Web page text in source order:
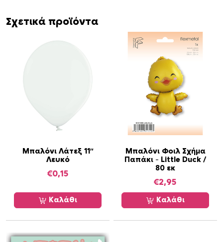
Σχετικά προϊόντα
Μπαλόνι Λάτεξ 11″
Λευκό
€0,15
Καλάθι
Μπαλόνι Φοιλ Σχήμα
Παπάκι – Little Duck /
80 εκ
€2,95
Καλάθι